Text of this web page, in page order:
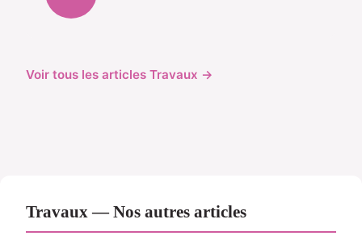
Voir tous les articles Travaux →
Travaux — Nos autres articles